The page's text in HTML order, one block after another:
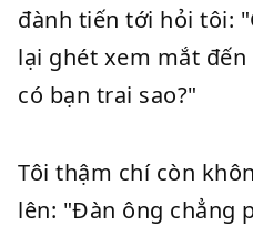
đành tiến tới hỏi tôi:
lại ghét xem mắt
có bạn trai sao?"
Tôi thậm chí còn
lên: "Đàn ông chẳng